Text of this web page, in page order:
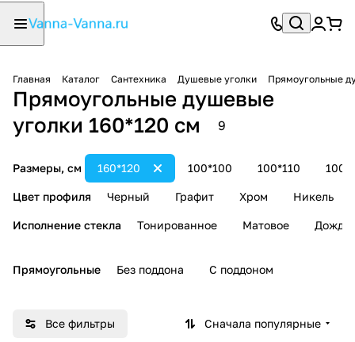
Главная Каталог Сантехника Душевые уголки Прямоугольные
Прямоугольные душевые
уголки 160*120 см
9
Размеры, см 100*100 100*110
160*120
Цвет профиля Черный Графит Хром Никель
Исполнение стекла Тонированное Матовое Дождь
Прямоугольные Без поддона С поддоном
Все фильтры Сначала популярные